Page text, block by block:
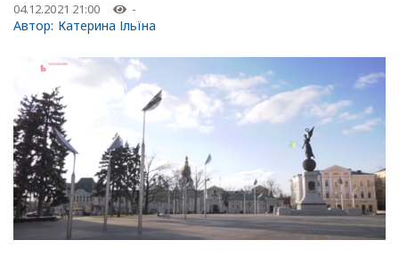
04.12.2021 21:00 -
Автор: Катерина Ільїна